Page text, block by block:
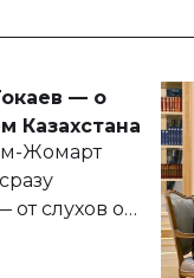
— о
Казахстана
Жомарт
от слухов о
здоровья.